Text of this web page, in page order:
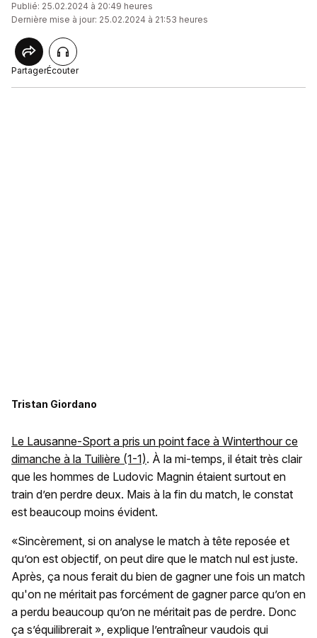
Publié: 25.02.2024 à 20:49 heures
Dernière mise à jour: 25.02.2024 à 21:53 heures
PartagerÉcouter
Tristan Giordano
Le Lausanne-Sport a pris un point face à Winterthour ce
dimanche à la Tuilière (1-1). À la mi-temps, il était très clair
que les hommes de Ludovic Magnin étaient surtout en
train d’en perdre deux. Mais à la fin du match, le constat
est beaucoup moins évident.
«Sincèrement, si on analyse le match à tête reposée et
qu’on est objectif, on peut dire que le match nul est juste.
Après, ça nous ferait du bien de gagner une fois un match
qu'on ne méritait pas forcément de gagner parce qu’on en
a perdu beaucoup qu’on ne méritait pas de perdre. Donc
ça s’équilibrerait », explique l’entraîneur vaudois qui